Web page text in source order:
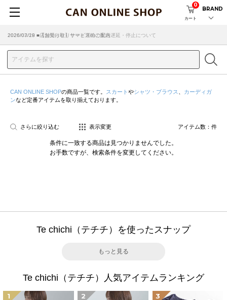
カート
0
BRAND
2026/07/29 ■【お知らせ】ヤマト運輸の配送遅延・停止について
2026/03/18 ■店舗受け取りサービスのご案内
CAN ONLINE SHOPの商品一覧です。 スカート やシャツ・ブラウス
カーディガ
ンなど定番アイテムを取り揃えております。
さらに絞り込む 表示変更 アイテム数： 件
条件に一致する商品は見つかりませんでした。
お手数ですが、検索条件を変更してください。
Te chichi（テチチ）を使ったスナップ
もっと見る
Te chichi（テチチ）人気アイテムランキング
1 2 3